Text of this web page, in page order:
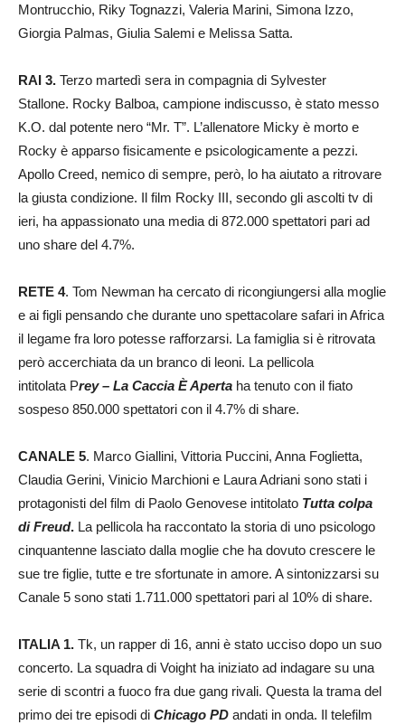
Montrucchio, Riky Tognazzi, Valeria Marini, Simona Izzo,
Giorgia Palmas, Giulia Salemi e Melissa Satta.
RAI 3. Terzo martedì sera in compagnia di Sylvester
Stallone. Rocky Balboa, campione indiscusso, è stato messo
K.O. dal potente nero “Mr. T”. L’allenatore Micky è morto e
Rocky è apparso fisicamente e psicologicamente a pezzi.
Apollo Creed, nemico di sempre, però, lo ha aiutato a ritrovare
la giusta condizione. Il film Rocky III, secondo gli ascolti tv di
ieri, ha appassionato una media di 872.000 spettatori pari ad
uno share del 4.7%.
RETE 4. Tom Newman ha cercato di ricongiungersi alla moglie
e ai figli pensando che durante uno spettacolare safari in Africa
il legame fra loro potesse rafforzarsi. La famiglia si è ritrovata
però accerchiata da un branco di leoni. La pellicola
intitolata Prey – La Caccia È Aperta ha tenuto con il fiato
sospeso 850.000 spettatori con il 4.7% di share.
CANALE 5. Marco Giallini, Vittoria Puccini, Anna Foglietta,
Claudia Gerini, Vinicio Marchioni e Laura Adriani sono stati i
protagonisti del film di Paolo Genovese intitolato Tutta colpa
di Freud. La pellicola ha raccontato la storia di uno psicologo
cinquantenne lasciato dalla moglie che ha dovuto crescere le
sue tre figlie, tutte e tre sfortunate in amore. A sintonizzarsi su
Canale 5 sono stati 1.711.000 spettatori pari al 10% di share.
ITALIA 1. Tk, un rapper di 16, anni è stato ucciso dopo un suo
concerto. La squadra di Voight ha iniziato ad indagare su una
serie di scontri a fuoco fra due gang rivali. Questa la trama del
primo dei tre episodi di Chicago PD andati in onda. Il telefilm